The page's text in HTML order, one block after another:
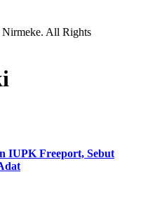
All Rights
IUPK Freeport, Sebut